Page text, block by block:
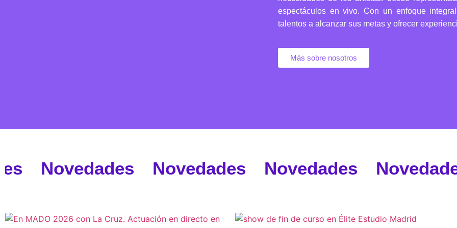
espectáculos en vivo. Con un enfoque
talentos a alcanzar sus metas y ofrecer
Más sobre nosotros
Novedades Novedades Novedades